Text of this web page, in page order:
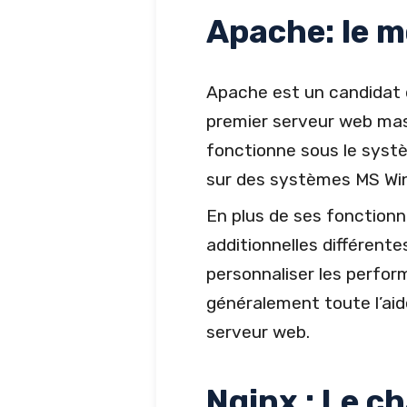
Apache: le
Apache est un candidat
premier serveur web
fonctionne sous le
sur des systèmes MS
En plus de ses
additionnelles
personnaliser les
généralement toute
serveur web.